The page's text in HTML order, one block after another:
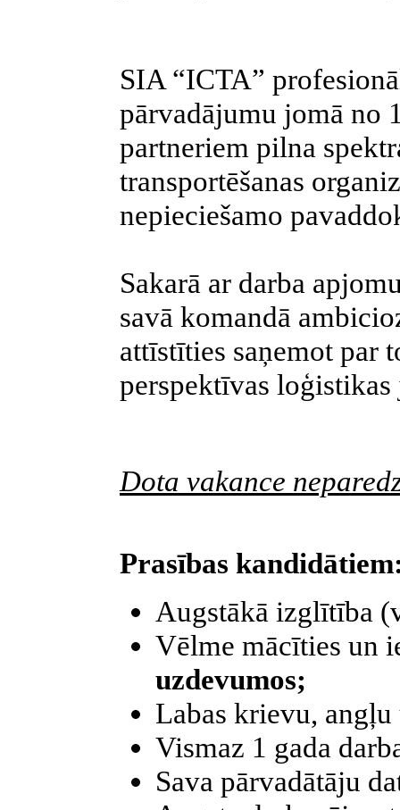
SIA “ICTA”
pārvadājumu jomā no
partneriem pilna
transportēšanas
nepieciešamo
Sakarā ar darba
savā komandā
attīstīties saņemot par
perspektīvas loģistikas
Dota vakance
Prasības
Augstākā izglītība
Vēlme mācīties un
uzdevumos;
Labas krievu,
Vismaz 1 gada
Sava pārvadātāju